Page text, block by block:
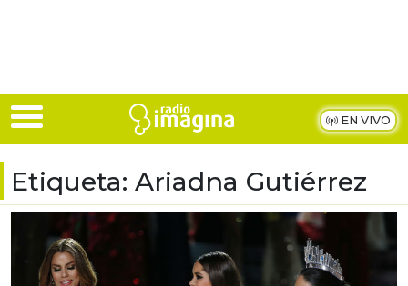
EN VIVO
Etiqueta: Ariadna Gutiérrez